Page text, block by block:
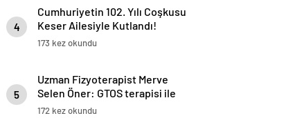
4
Cumhuriyetin 102. Yılı Coşkusu
Keser Ailesiyle Kutlandı!
173 kez okundu
5
Uzman Fizyoterapist Merve
Selen Öner: GTOS terapisi ile
yüzde 85 oranında ağrıda azalma
172 kez okundu